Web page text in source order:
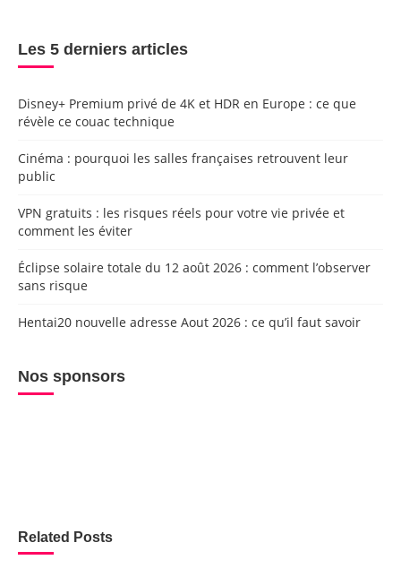
Les 5 derniers articles
Disney+ Premium privé de 4K et HDR en Europe : ce que
révèle ce couac technique
Cinéma : pourquoi les salles françaises retrouvent leur
public
VPN gratuits : les risques réels pour votre vie privée et
comment les éviter
Éclipse solaire totale du 12 août 2026 : comment l’observer
sans risque
Hentai20 nouvelle adresse Aout 2026 : ce qu’il faut savoir
Nos sponsors
Related Posts